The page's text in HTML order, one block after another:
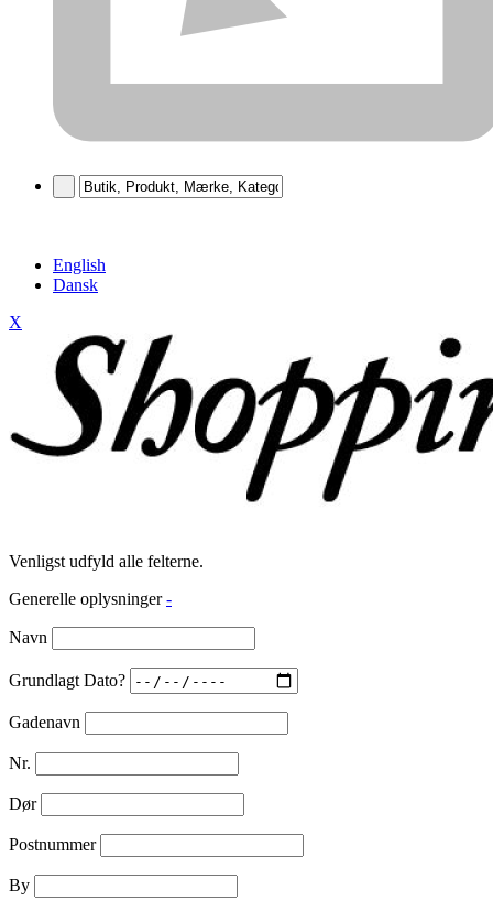
English
Dansk
X
Venligst udfyld alle felterne.
Generelle oplysninger -
Navn
Grundlagt Dato?
Gadenavn
Nr.
Dør
Postnummer
By